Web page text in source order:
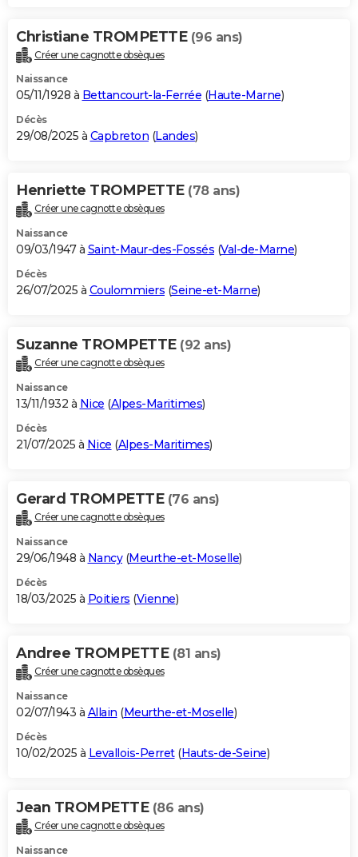
Christiane TROMPETTE (96 ans)
Créer une cagnotte obsèques
Naissance
05/11/1928 à Bettancourt-la-Ferrée (Haute-Marne)
Décès
29/08/2025 à Capbreton (Landes)
Henriette TROMPETTE (78 ans)
Créer une cagnotte obsèques
Naissance
09/03/1947 à Saint-Maur-des-Fossés (Val-de-Marne)
Décès
26/07/2025 à Coulommiers (Seine-et-Marne)
Suzanne TROMPETTE (92 ans)
Créer une cagnotte obsèques
Naissance
13/11/1932 à Nice (Alpes-Maritimes)
Décès
21/07/2025 à Nice (Alpes-Maritimes)
Gerard TROMPETTE (76 ans)
Créer une cagnotte obsèques
Naissance
29/06/1948 à Nancy(Meurthe-et-Moselle)
Décès
18/03/2025 à Poitiers (Vienne)
Andree TROMPETTE (81 ans)
Créer une cagnotte obsèques
Naissance
02/07/1943 à Allain (Meurthe-et-Moselle)
Décès
10/02/2025 à Levallois-Perret(Hauts-de-Seine)
Jean TROMPETTE (86 ans)
Créer une cagnotte obsèques
Naissance